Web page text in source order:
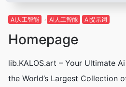
AI人工智能 AI人工智能 AI提示词
Homepage
lib.KALOS.art – Your Ultimate
the World’s Largest Collection